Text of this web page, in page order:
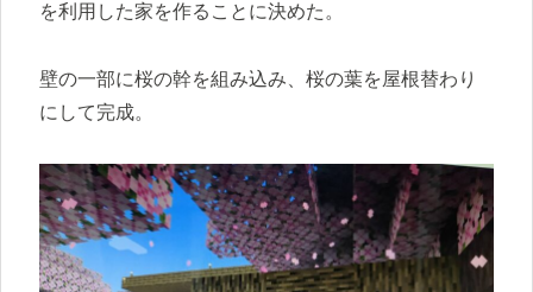
を利用した家を作ることに決めた。
壁の一部に桜の幹を組み込み、桜の葉を屋根替わり
にして完成。